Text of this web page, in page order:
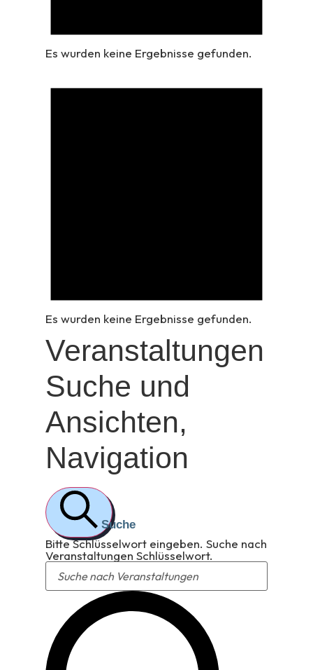
Es wurden keine Ergebnisse gefunden.
Es wurden keine Ergebnisse gefunden.
Veranstaltungen
Suche und
Ansichten,
Navigation
Suche
Bitte Schlüsselwort eingeben. Suche nach
Veranstaltungen Schlüsselwort.